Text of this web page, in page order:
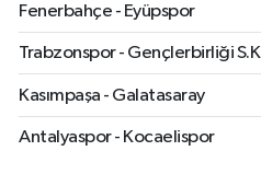
Fenerbahçe - Eyüpspor
Trabzonspor - Gençlerbirliği
Kasımpaşa - Galatasaray
Antalyaspor - Kocaelispor